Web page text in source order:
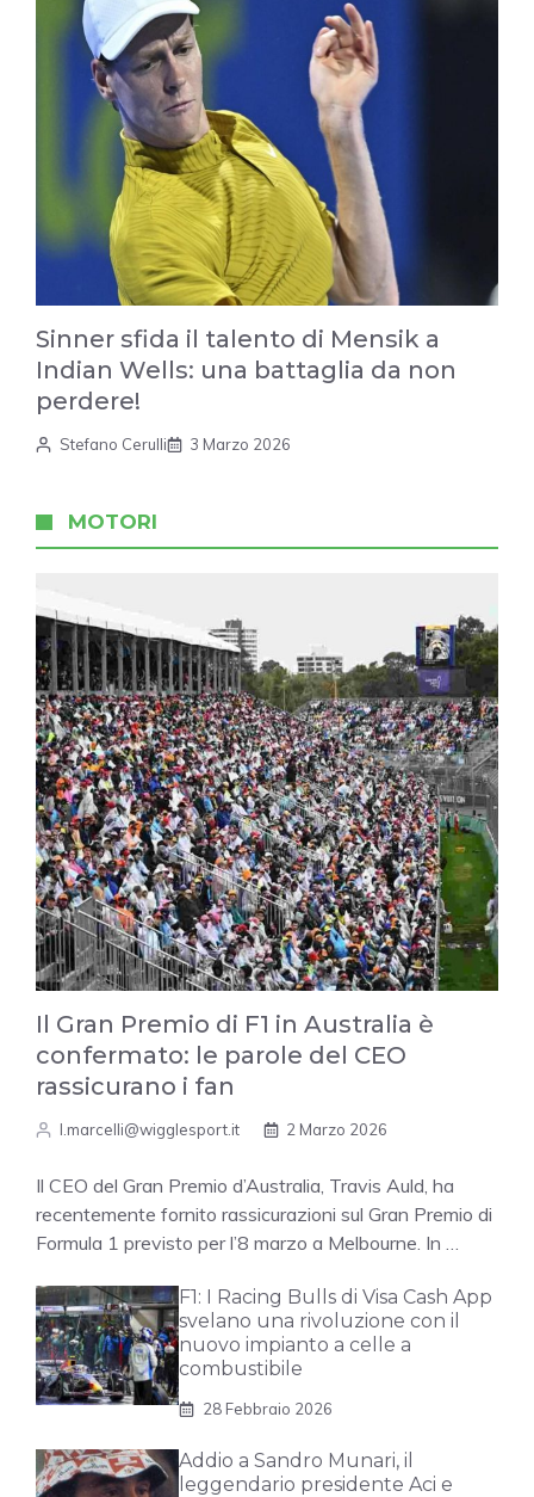
Sinner sfida il talento di Mensik a
Indian Wells: una battaglia da non
perdere!
Stefano Cerulli 3 Marzo 2026
MOTORI
Il Gran Premio di F1 in Australia è
confermato: le parole del CEO
rassicurano i fan
l.marcelli@wigglesport.it 2 Marzo 2026
Il CEO del Gran Premio d’Australia, Travis Auld, ha
recentemente fornito rassicurazioni sul Gran Premio di
Formula 1 previsto per l’8 marzo a Melbourne. In …
F1: I Racing Bulls di Visa Cash App
svelano una rivoluzione con il
nuovo impianto a celle a
combustibile
28 Febbraio 2026
Addio a Sandro Munari, il
leggendario presidente Aci e